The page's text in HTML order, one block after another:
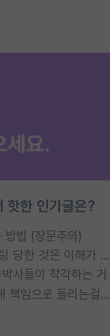
핫한 인기글은?
방법 (장문주의)
대학원생들 교수에게 가스라이팅 당한 것은 이해가 갑니다. 안타깝네요.
사들이 착각하는 거
왜 후배가 못하는걸 교수님은 내 책임으로 돌리는걸까요?